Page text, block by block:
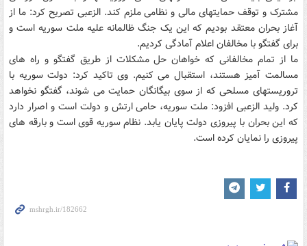
مشترک و توقف حمایتهای مالی و نظامی ملزم کند. الزعبی تصریح کرد: ما از
آغاز بحران معتقد بودیم که این یک جنگ ظالمانه علیه ملت سوریه است و
برای گفتگو با مخالفان اعلام آمادگی کردیم.
ما از تمام مخالفانی که خواهان حل مشکلات از طریق گفتگو و راه های
مسالمت آمیز هستند، استقبال می کنیم. وی تاکید کرد: دولت سوریه با
تروریستهای مسلحی که از سوی بیگانگان حمایت می شوند، گفتگو نخواهد
کرد. ولید الزعبی افزود: ملت سوریه، حامی ارتش و دولت است و اصرار دارد
که این بحران با پیروزی دولت پایان یابد. نظام سوریه قوی است و بارقه های
پیروزی را نمایان کرده است.